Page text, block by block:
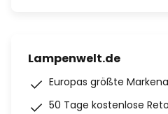
Lampenwelt.de
Europas größte
50 Tage kostenlose